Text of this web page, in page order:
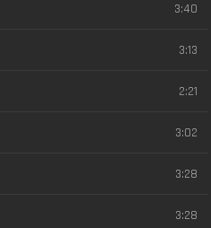
3:40
3:13
2:21
3:02
3:28
3:28